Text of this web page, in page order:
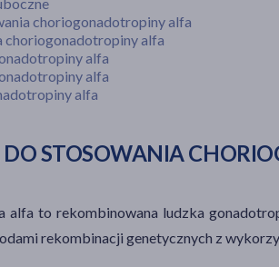
choriogonadotropiny alfa
choriogonadotropiny alfa
alfa
alfa
alfa
STOSOWANIA
alfa to rekombinowana ludzka
rekombinacji genetycznych z